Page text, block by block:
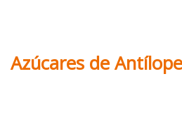
Azúcares de